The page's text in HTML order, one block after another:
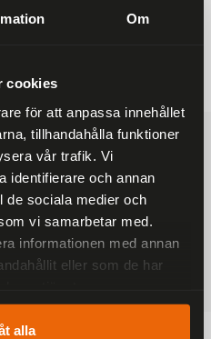
Om
cookies
för att anpassa innehållet
tillhandahålla funktioner
vår trafik. Vi
identifierare och annan
de sociala medier och
vi samarbetar med.
informationen med annan
eller som de har
alla
2000 kr
DHL
eller Swish